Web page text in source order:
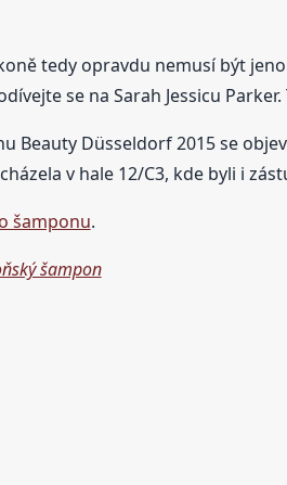
tedy opravdu nemusí být
se na Sarah Jessicu
Beauty Düsseldorf 2015 se
v hale 12/C3, kde byli i
šamponu.
šampon